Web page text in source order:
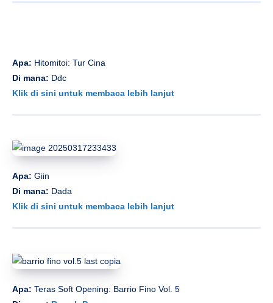
Apa: Hitomitoi: Tur Cina
Di mana: Ddc
Klik di sini untuk membaca lebih lanjut
Apa: Giin
Di mana: Dada
Klik di sini untuk membaca lebih lanjut
Apa: Teras Soft Opening: Barrio Fino Vol. 5